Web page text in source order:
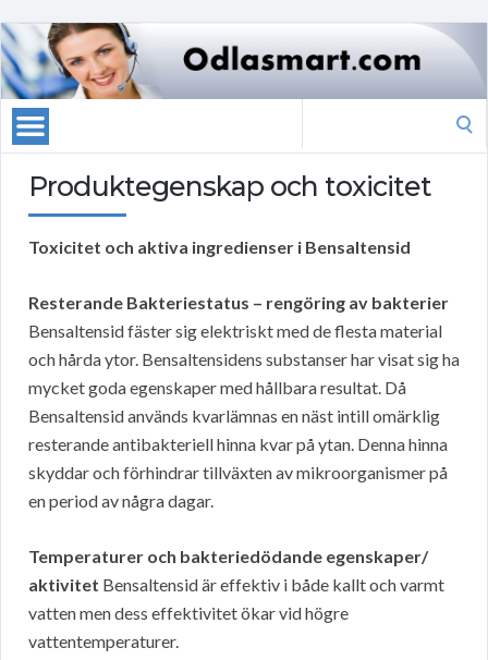
Produktegenskap och toxicitet
Toxicitet och aktiva ingredienser i Bensaltensid
Resterande Bakteriestatus – rengöring av bakterier
Bensaltensid fäster sig elektriskt med de flesta material
och hårda ytor. Bensaltensidens substanser har visat sig ha
mycket goda egenskaper med hållbara resultat. Då
Bensaltensid används kvarlämnas en näst intill omärklig
resterande antibakteriell hinna kvar på ytan. Denna hinna
skyddar och förhindrar tillväxten av mikroorganismer på
en period av några dagar.
Temperaturer och bakteriedödande egenskaper/
aktivitet Bensaltensid är effektiv i både kallt och varmt
vatten men dess effektivitet ökar vid högre
vattentemperaturer.